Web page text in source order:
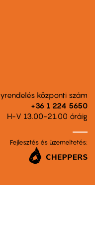
központi szám
+36 1 224 5650
H-V 13.00-21.00 óráig
Fejlesztés és üzemeltetés: